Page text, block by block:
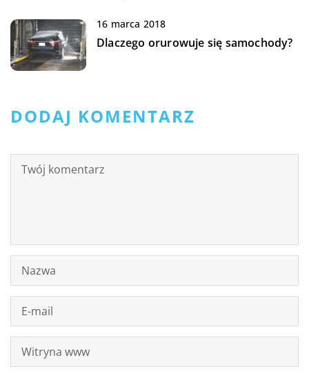
16 marca 2018
Dlaczego orurowuje się samochody?
DODAJ KOMENTARZ